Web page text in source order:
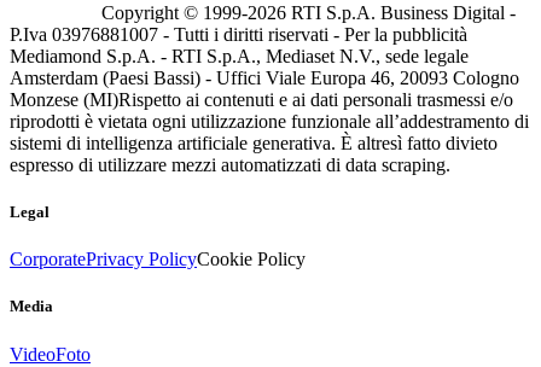
Copyright © 1999-2026 RTI S.p.A. Business Digital -
P.Iva 03976881007 - Tutti i diritti riservati - Per la pubblicità
Mediamond S.p.A. - RTI S.p.A., Mediaset N.V., sede legale
Amsterdam (Paesi Bassi) - Uffici Viale Europa 46, 20093 Cologno
Monzese (MI)Rispetto ai contenuti e ai dati personali trasmessi e/o
riprodotti è vietata ogni utilizzazione funzionale all’addestramento di
sistemi di intelligenza artificiale generativa. È altresì fatto divieto
espresso di utilizzare mezzi automatizzati di data scraping.
Legal
CorporatePrivacy PolicyCookie Policy
Media
VideoFoto